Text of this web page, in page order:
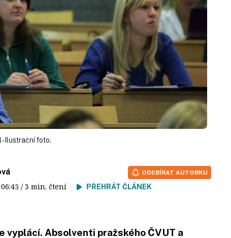
Ilustrační foto.
06:45 / 3 min. čtení PŘEHRÁT ČLÁNEK
ODEBÍRAT AUTORKU
vyplácí. Absolventi pražského ČVUT a